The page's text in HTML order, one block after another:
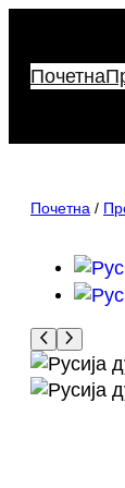
садржај
Почетна
Почетна /